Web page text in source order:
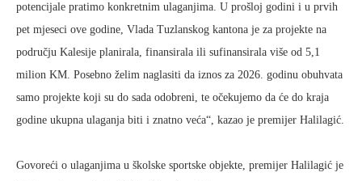
potencijale pratimo konkretnim ulaganjima. U prošloj godini i u prvih
pet mjeseci ove godine, Vlada Tuzlanskog kantona je za projekte na
području Kalesije planirala, finansirala ili sufinansirala više od 5,1
milion KM. Posebno želim naglasiti da iznos za 2026. godinu obuhvata
samo projekte koji su do sada odobreni, te očekujemo da će do kraja
godine ukupna ulaganja biti i znatno veća“, kazao je premijer Halilagić.
Govoreći o ulaganjima u školske sportske objekte, premijer Halilagić je